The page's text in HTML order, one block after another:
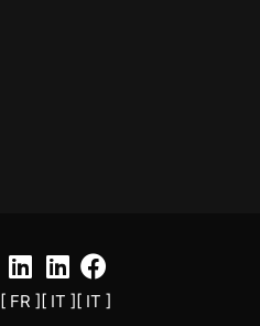
[ FR ][ IT ][ IT ]